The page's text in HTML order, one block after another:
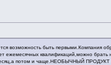
возможность быть первыми.Компания
квалификаций,можно брать
потом и чаще.НЕОБЫЧНЫЙ